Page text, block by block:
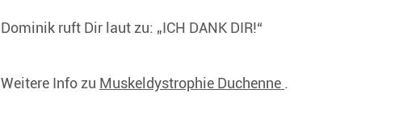
Dominik ruft Dir laut zu: „ICH DANK DIR!“
Weitere Info zu Muskeldystrophie Duchenne .